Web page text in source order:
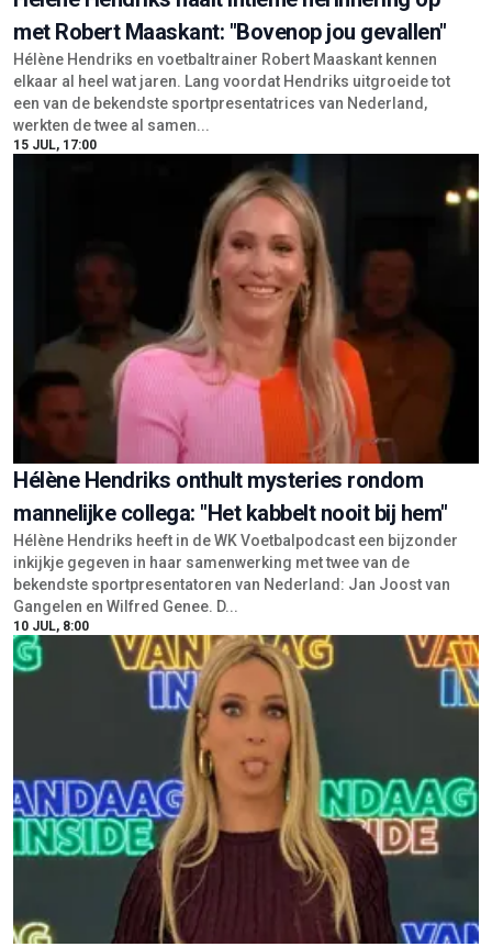
met Robert Maaskant: "Bovenop jou gevallen"
Hélène Hendriks en voetbaltrainer Robert Maaskant kennen
elkaar al heel wat jaren. Lang voordat Hendriks uitgroeide tot
een van de bekendste sportpresentatrices van Nederland,
werkten de twee al samen...
15 JUL, 17:00
Hélène Hendriks onthult mysteries rondom
mannelijke collega: "Het kabbelt nooit bij hem"
Hélène Hendriks heeft in de WK Voetbalpodcast een bijzonder
inkijkje gegeven in haar samenwerking met twee van de
bekendste sportpresentatoren van Nederland: Jan Joost van
Gangelen en Wilfred Genee. D...
10 JUL, 8:00